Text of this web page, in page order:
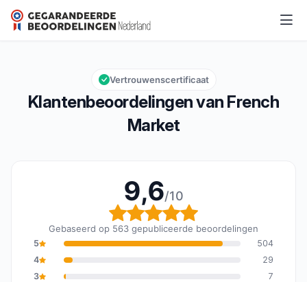
French Market
Algemene beoordeling: 9,6 van 10
9,6/10
Klantenbeoordelingen van French
Market
Vertrouwenscertificaat
9,6/10
Algemene beoordeling:
Gebaseerd op 563 gepubliceerde beoordelingen
5
504
4
29
3
7